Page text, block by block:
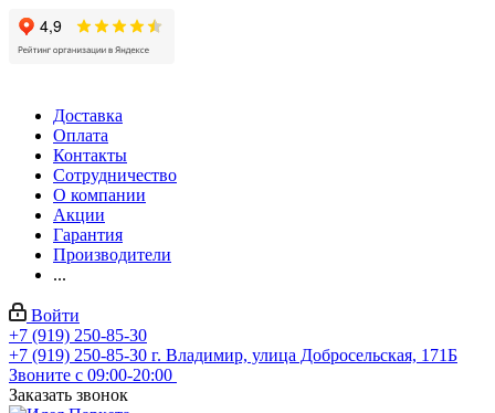
Доставка
Оплата
Контакты
Сотрудничество
О компании
Акции
Гарантия
Производители
...
Войти
+7 (919) 250-85-30
+7 (919) 250-85-30 г. Владимир, улица Добросельская, 171Б
Звоните с 09:00-20:00
Заказать звонок